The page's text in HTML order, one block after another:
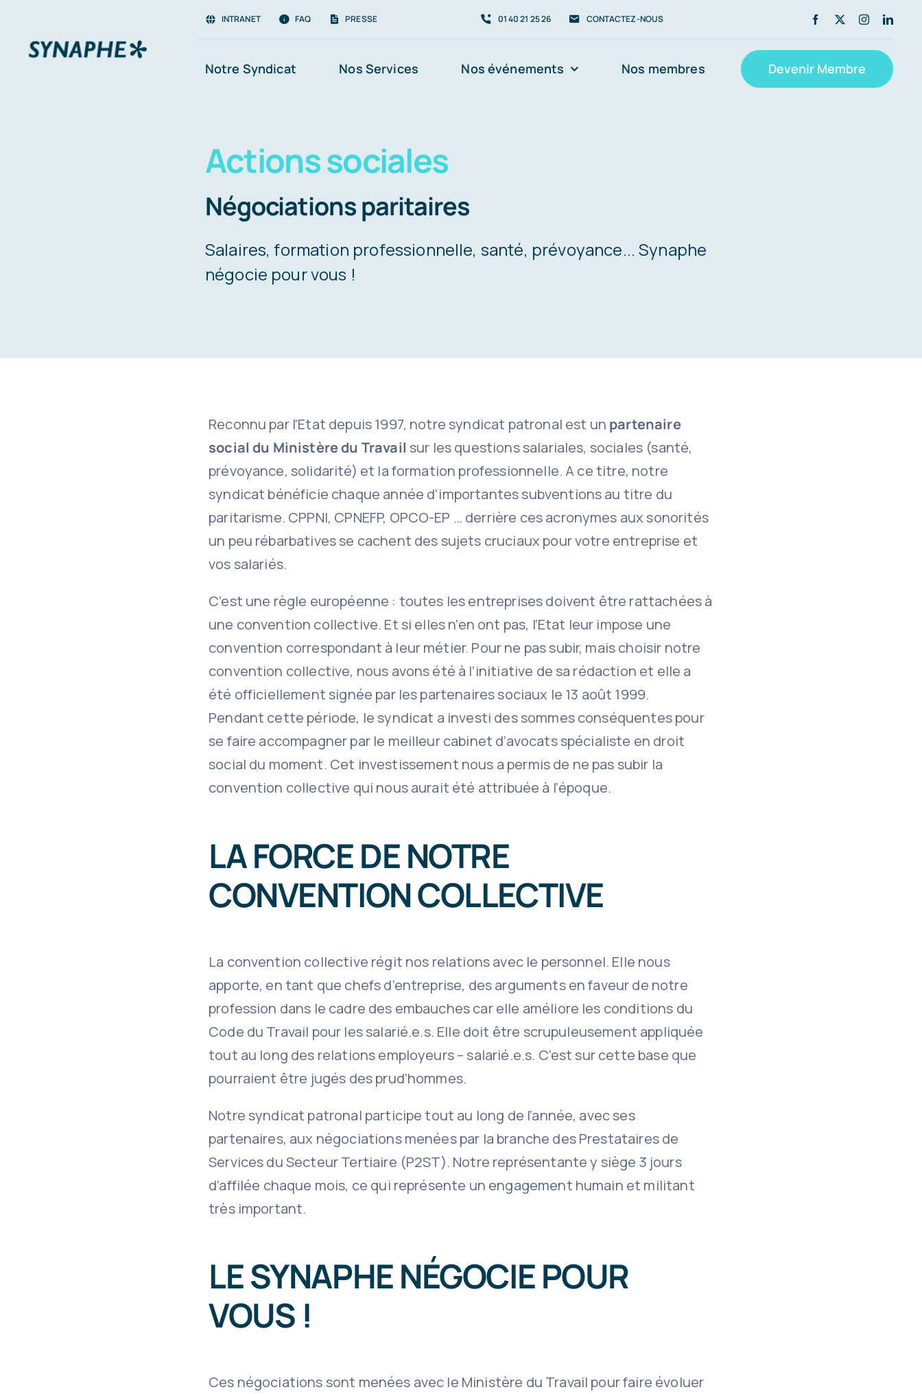
contenu
INTRANET FAQ PRESSE 01 40 21 25 26 CONTACTEZ-NOUS
Notre Syndicat Nos Services Nos événements Nos membres Devenir Membre
Actions sociales
Négociations paritaires
Salaires, formation professionnelle, santé, prévoyance... Synaphe
négocie pour vous !
Reconnu par l’Etat depuis 1997, notre syndicat patronal est un partenaire
social du Ministère du Travail sur les questions salariales, sociales (santé,
prévoyance, solidarité) et la formation professionnelle. A ce titre, notre
syndicat bénéficie chaque année d’importantes subventions au titre du
paritarisme. CPPNI, CPNEFP, OPCO-EP … derrière ces acronymes aux sonorités
un peu rébarbatives se cachent des sujets cruciaux pour votre entreprise et
vos salariés.
C’est une règle européenne : toutes les entreprises doivent être rattachées à
une convention collective. Et si elles n’en ont pas, l’Etat leur impose une
convention correspondant à leur métier. Pour ne pas subir, mais choisir notre
convention collective, nous avons été à l’initiative de sa rédaction et elle a
été officiellement signée par les partenaires sociaux le 13 août 1999.
Pendant cette période, le syndicat a investi des sommes conséquentes pour
se faire accompagner par le meilleur cabinet d’avocats spécialiste en droit
social du moment. Cet investissement nous a permis de ne pas subir la
convention collective qui nous aurait été attribuée à l’époque.
LA FORCE DE NOTRE
CONVENTION COLLECTIVE
La convention collective régit nos relations avec le personnel. Elle nous
apporte, en tant que chefs d’entreprise, des arguments en faveur de notre
profession dans le cadre des embauches car elle améliore les conditions du
Code du Travail pour les salarié.e.s. Elle doit être scrupuleusement appliquée
tout au long des relations employeurs – salarié.e.s. C’est sur cette base que
pourraient être jugés des prud’hommes.
Notre syndicat patronal participe tout au long de l’année, avec ses
partenaires, aux négociations menées par la branche des Prestataires de
Services du Secteur Tertiaire (P2ST). Notre représentante y siège 3 jours
d’affilée chaque mois, ce qui représente un engagement humain et militant
très important.
LE SYNAPHE NÉGOCIE POUR
VOUS !
Ces négociations sont menées avec le Ministère du Travail pour faire évoluer